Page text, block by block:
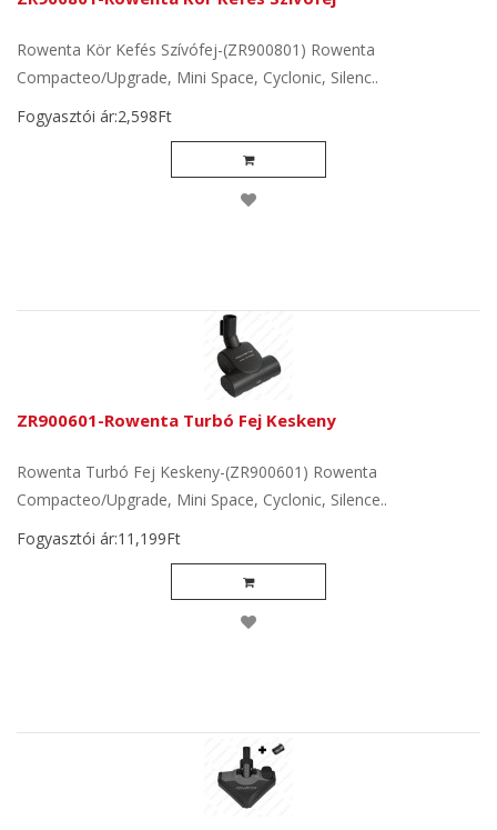
Rowenta Kör Kefés Szívófej-(ZR900801) Rowenta
Compacteo/Upgrade, Mini Space, Cyclonic, Silenc..
Fogyasztói ár:2,598Ft
ZR900601-Rowenta Turbó Fej Keskeny
Rowenta Turbó Fej Keskeny-(ZR900601) Rowenta
Compacteo/Upgrade, Mini Space, Cyclonic, Silence..
Fogyasztói ár:11,199Ft